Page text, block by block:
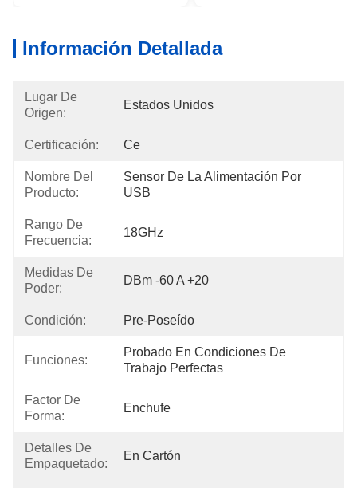
Información Detallada
Lugar De
Origen:
Estados Unidos
Certificación: Ce
Nombre Del
Producto:
Sensor De La Alimentación Por
USB
Rango De
Frecuencia:
18GHz
Medidas De
Poder:
DBm -60 A +20
Condición: Pre-Poseído
Funciones:
Probado En Condiciones De
Trabajo Perfectas
Factor De
Forma:
Enchufe
Detalles De
Empaquetado:
En Cartón